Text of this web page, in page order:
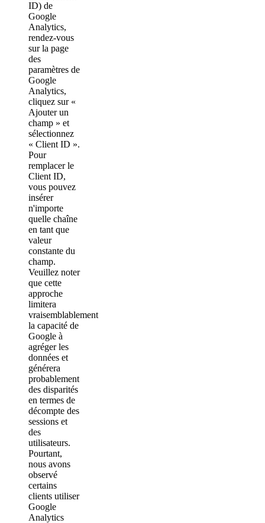
ID) de
Google
Analytics,
rendez-vous
sur la page
des
paramètres de
Google
Analytics,
cliquez sur «
Ajouter un
champ » et
sélectionnez
« Client ID ».
Pour
remplacer le
Client ID,
vous pouvez
insérer
n'importe
quelle chaîne
en tant que
valeur
constante du
champ.
Veuillez noter
que cette
approche
limitera
vraisemblablement
la capacité de
Google à
agréger les
données et
générera
probablement
des disparités
en termes de
décompte des
sessions et
des
utilisateurs.
Pourtant,
nous avons
observé
certains
clients utiliser
Google
Analytics